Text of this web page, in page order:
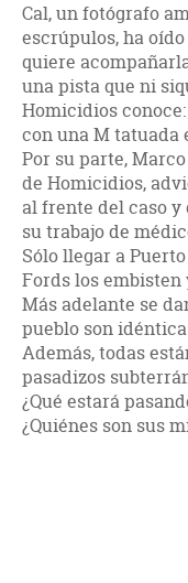
Cal, un fotógrafo
escrúpulos, ha
quiere
una pista que ni
Homicidios
con una M tatuada
Por su parte,
de Homicidios,
al frente del caso
su trabajo de
Sólo llegar a
Fords los
Más adelante se
pueblo son
Además, todas
pasadizos
¿Qué estará
¿Quiénes son sus